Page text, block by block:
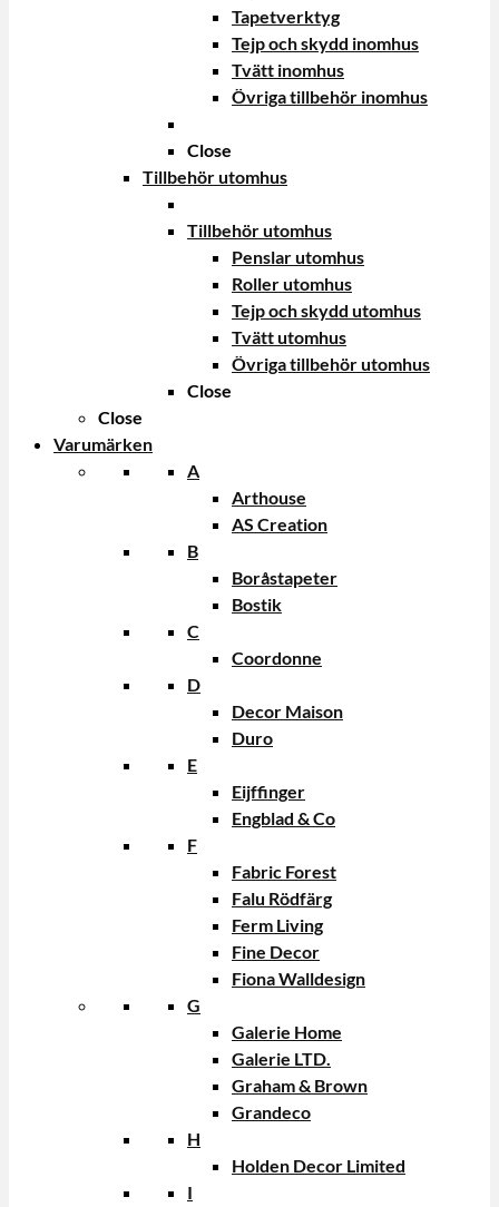
Tapetverktyg
Tejp och skydd inomhus
Tvätt inomhus
Övriga tillbehör inomhus
Close
Tillbehör utomhus
Tillbehör utomhus
Penslar utomhus
Roller utomhus
Tejp och skydd utomhus
Tvätt utomhus
Övriga tillbehör utomhus
Close
Close
Varumärken
A
Arthouse
AS Creation
B
Boråstapeter
Bostik
C
Coordonne
D
Decor Maison
Duro
E
Eijffinger
Engblad & Co
F
Fabric Forest
Falu Rödfärg
Ferm Living
Fine Decor
Fiona Walldesign
G
Galerie Home
Galerie LTD.
Graham & Brown
Grandeco
H
Holden Decor Limited
I